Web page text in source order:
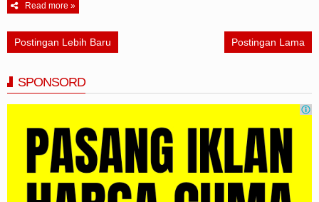
Read more »
Postingan Lebih Baru Postingan Lama
SPONSORD